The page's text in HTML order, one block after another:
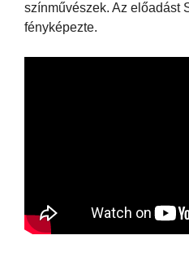
színművészek. Az előadást
fényképezte.